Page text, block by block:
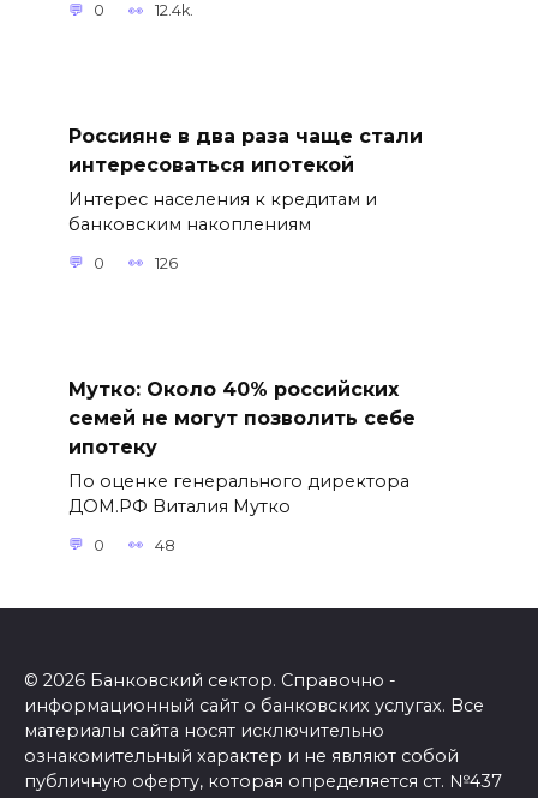
0 12.4k.
Россияне в два раза чаще стали
интересоваться ипотекой
Интерес населения к кредитам и
банковским накоплениям
0 126
Мутко: Около 40% российских
семей не могут позволить себе
ипотеку
По оценке генерального директора
ДОМ.РФ Виталия Мутко
0 48
© 2026 Банковский сектор. Справочно -
информационный сайт о банковских услугах. Все
материалы сайта носят исключительно
ознакомительный характер и не являют собой
публичную оферту, которая определяется ст. №437